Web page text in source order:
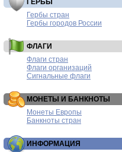
ГЕРБЫ
Гербы стран
Гербы городов России
ФЛАГИ
Флаги стран
Флаги организаций
Сигнальные флаги
МОНЕТЫ И БАНКНОТЫ
Монеты Европы
Банкноты стран
ИНФОРМАЦИЯ